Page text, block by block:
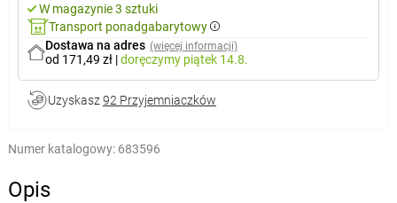
W magazynie 3 sztuki
Transport ponadgabarytowy
Dostawa na adres (więcej informacji)
od 171,49 zł |doręczymy piątek 14.8.
Uzyskasz 92 Przyjemniaczków
Numer katalogowy: 683596
Opis